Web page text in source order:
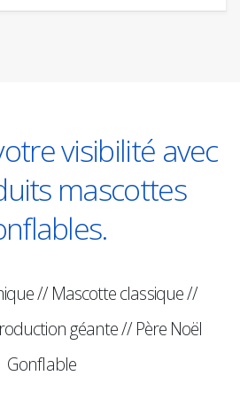
visibilité avec
mascottes
// Mascotte classique //
géante // Père Noël
Gonflable